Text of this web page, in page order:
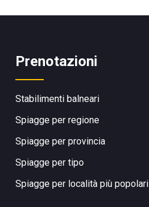
Prenotazioni
Stabilimenti balneari
Spiagge per regione
Spiagge per provincia
Spiagge per tipo
Spiagge per località più popolari